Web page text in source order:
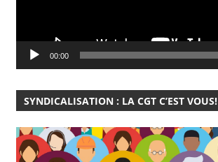
00:00
SYNDICALISATION : LA CGT C’EST VOUS!